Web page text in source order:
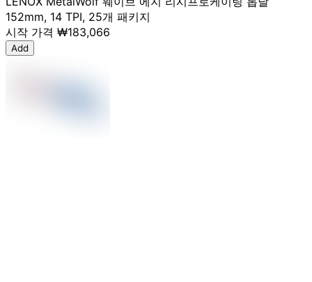
152mm, 14 TPI, 25개 패키지
시작 가격 ₩183,066
Add